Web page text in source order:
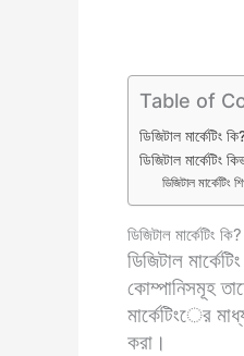
o
o
k
Table of
ডিজিটাল মার্কেটিং
ডিজিটাল মার্কেটিং
ডিজিটাল
ডিজিটাল মার্কেটিং কি?
ডিজিটাল
কোম্পানিসমূহ
মার্কেটিংের
করা।